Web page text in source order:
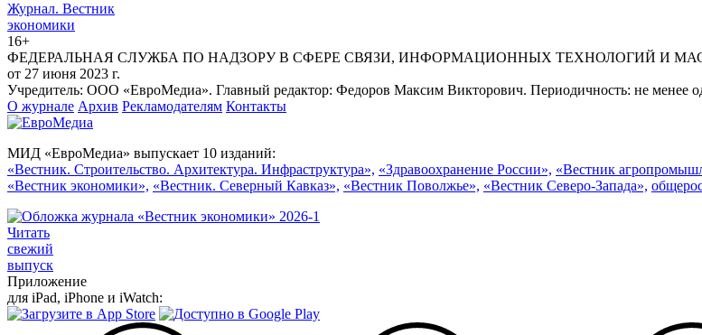
Журнал. Вестник
экономики
16+
ФЕДЕРАЛЬНАЯ СЛУЖБА ПО НАДЗОРУ В СФЕРЕ СВЯЗИ, ИНФОРМАЦИОННЫХ ТЕХНОЛОГИЙ И
от 27 июня 2023 г.
Учредитель: ООО «ЕвроМедиа». Главный редактор: Федоров Максим Викторович. Периодичность: не менее
О журнале Архив Рекламодателям Контакты
МИД «ЕвроМедиа» выпускает 10 изданий:
«Вестник. Строительство. Архитектура. Инфраструктура», «Здравоохранение России», «Вестник
«Вестник экономики», «Вестник. Северный Кавказ», «Вестник Поволжье», «Вестник Северо-Запада»,
Читать
свежий
выпуск
Приложение
для iPad, iPhone и iWatch: